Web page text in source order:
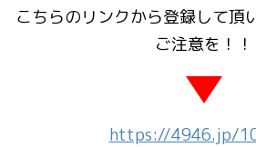
こちらのリンクから登録して頂
ご注意を！！
https://4946.jp/